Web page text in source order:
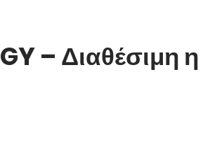
– Διαθέσιμη η